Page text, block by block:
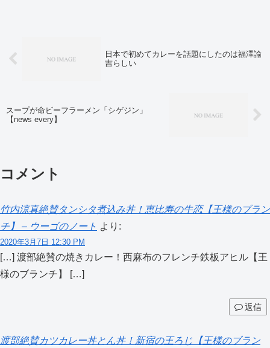
日本で初めてカレーを話題にしたのは福澤諭
吉らしい
スープが命ビーフラーメン「シゲジン」
【news every】
コメント
竹内涼真絶賛タンシタ煮込み丼！恵比寿の牛恋【王様のブラン
チ】 – ウーゴのノート より:
2020年3月7日 12:30 PM
[…] 渡部絶賛の焼きカレー！西麻布のフレンチ鉄板アヒル【王
様のブランチ】 […]
返信
渡部絶賛カツカレー丼とん丼！新宿の王ろじ【王様のブラン